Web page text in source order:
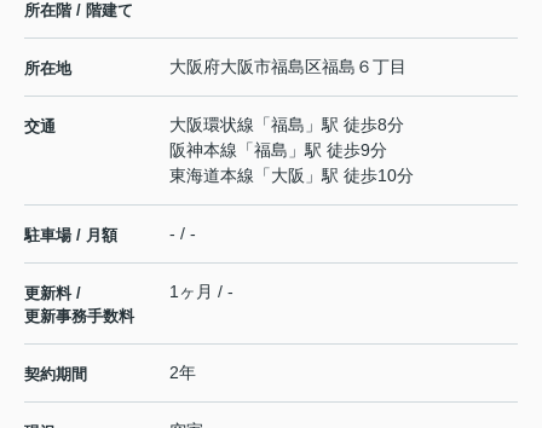
所在階 / 階建て
所在地 大阪府大阪市福島区福島 ６丁目
交通 大阪環状線 「福島 」駅 徒歩8分
阪神本線 「福島 」駅 徒歩9分
東海道本線 「大阪 」駅 徒歩10分
駐車場 / 月額 - / -
更新料 /
更新事務手数料
1ヶ月 / -
契約期間 2年